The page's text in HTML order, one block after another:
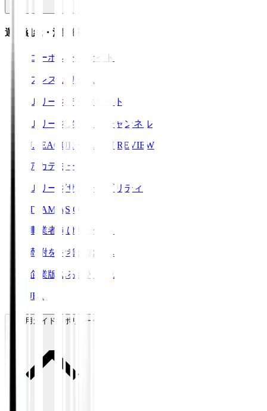
運営組織・活動紹介
コーポレートサイト
プレスリリース
Ｊリーグデータサイト
Ｊリーグメディアチャンネル
J.LEAGUE SEASON REVIEW
アカデミー
Ｊリーグサステナビリティ
TEAM AS ONE
事業者向けサービス
寄附をお考えの方へ
企業版ふるさと納税
JFA
ご利用ガイド・ポリシー